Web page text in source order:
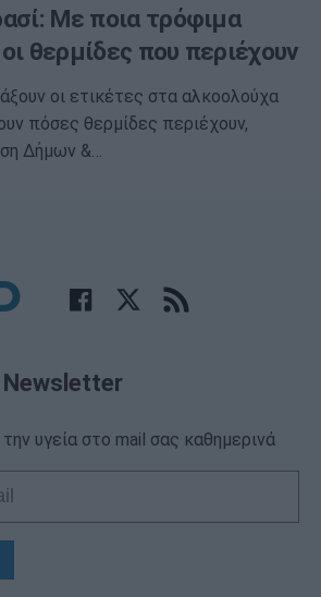
Με ποια τρόφιμα
θερμίδες που περιέχουν
οι ετικέτες στα αλκοολούχα
πόσες θερμίδες περιέχουν,
Δήμων &…
υγεία στο mail σας καθημερινά